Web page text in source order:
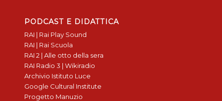
PODCAST E DIDATTICA
RAI | Rai Play Sound
RAI | Rai Scuola
RAI 2 | Alle otto della sera
RAI Radio 3 | Wikiradio
Archivio Istituto Luce
Google Cultural Institute
Progetto Manuzio